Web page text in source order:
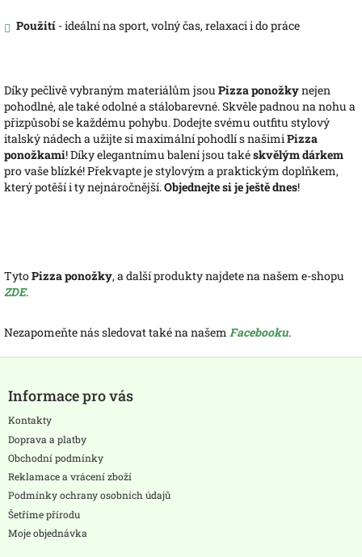
Použití - ideální na sport, volný čas, relaxaci i do práce
Díky pečlivě vybraným materiálům jsou Pizza ponožkynejen
pohodlné, ale také odolné a stálobarevné. Skvěle padnou na nohu a
přizpůsobí se každému pohybu. Dodejte svému outfitu stylový
italský nádech a užijte si maximální pohodlí s našimiPizza
ponožkami! Díky elegantnímu balení jsou takéskvělým dárkem
pro vaše blízké! Překvapte je stylovým a praktickým doplňkem,
který potěší i ty nejnáročnější.Objednejte si je ještě dnes!
TytoPizza ponožky, a další produkty najdete na našem e-shopu
ZDE.
Nezapomeňte nás sledovat také na našem Facebooku.
pInformace pro vás
Kontakty
Doprava a platby
Obchodní podmínky
Reklamace a vrácení zboží
Podmínky ochrany osobních údajů
Šetříme přírodu
Moje objednávka